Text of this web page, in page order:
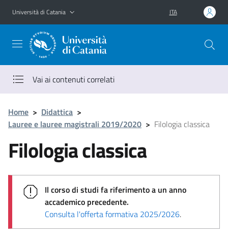
Vai al contenuto principale
Vai al menu di navigazione
Università di Catania ITA
Vai ai contenuti correlati
Home > Didattica >
Lauree e lauree magistrali 2019/2020 > Filologia classica
Filologia classica
Il corso di studi fa riferimento a un anno
accademico precedente.
Consulta l'offerta formativa 2025/2026.